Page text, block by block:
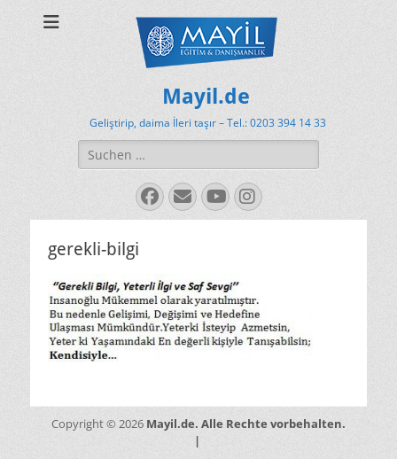
Mayil.de
Geliştirip, daima İleri taşır – Tel.: 0203 394 14 33
Suchen
nach:
Facebook
E-
Mail
YouTube
Instagram
gerekli-bilgi
Mayil.de